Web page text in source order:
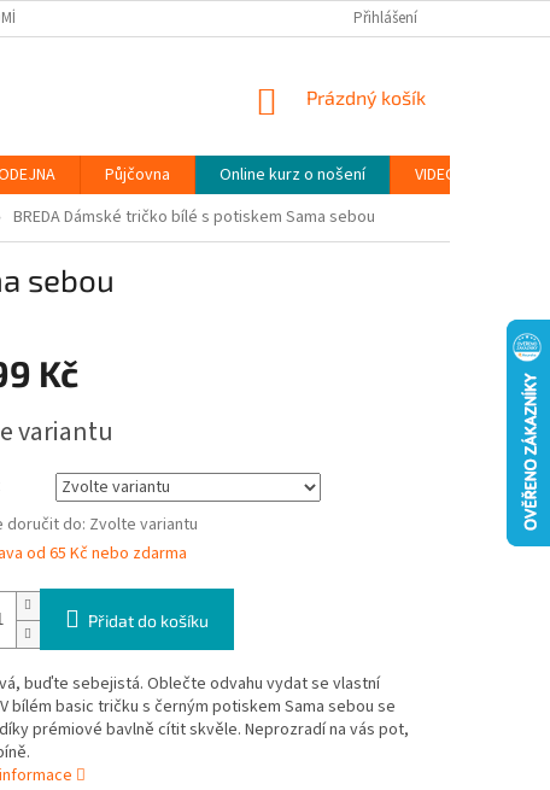
PODMÍNKY OCHRANY OSOBNÍCH ÚDAJŮ (GDPR)
Přihlášení
NÁKUPNÍ
Prázdný košík
Půjčovna Online kurz o nošení
VIDEONÁVODY
BREDA Dámské tričko bílé s potiskem Sama sebou
sebou
Kč
variantu
doručit do: Zvolte variantu
od 65 Kč nebo zdarma
Přidat do košíku
buďte sebejistá. Oblečte odvahu vydat se vlastní
bílém basic tričku s černým potiskem Sama sebou se
prémiové bavlně cítit skvěle. Neprozradí na vás pot,
špíně.